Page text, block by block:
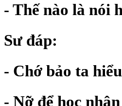
- Thế nào là nói
Sư đáp:
- Chớ bảo ta
- Nỡ để học